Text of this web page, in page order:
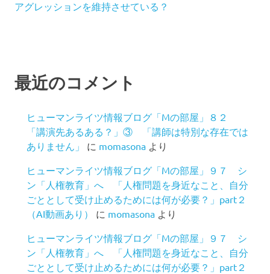
アグレッションを維持させている？
最近のコメント
ヒューマンライツ情報ブログ「Mの部屋」８２
「講演先あるある？」③ 「講師は特別な存在では
ありません」
に momasona より
ヒューマンライツ情報ブログ「Mの部屋」９７ シ
ン「人権教育」へ 「人権問題を身近なこと、自分
ごととして受け止めるためには何が必要？」part２
（AI動画あり）
に momasona より
ヒューマンライツ情報ブログ「Mの部屋」９７ シ
ン「人権教育」へ 「人権問題を身近なこと、自分
ごととして受け止めるためには何が必要？」part２